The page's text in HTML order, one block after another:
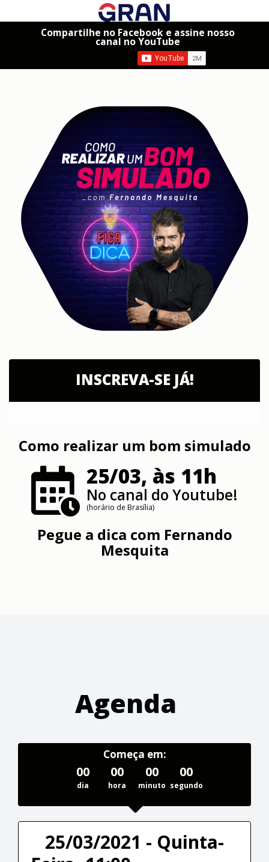
Compartilhe no Facebook e assine nosso
canal no YouTube
INSCREVA-SE JÁ!
Como realizar um bom simulado
25/03, às 11h
No canal do Youtube!
(horário de Brasília)
Pegue a dica com Fernando
Mesquita
Agenda
Começa em:
00
dia
00
hora
00
minuto
00
segundo
25/03/2021 - Quinta-